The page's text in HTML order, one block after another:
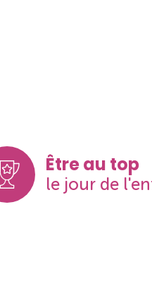
Être au top
le jour de